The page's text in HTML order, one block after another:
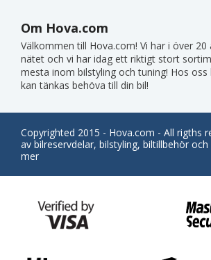
Om Hova.com
Välkommen till Hova.com! Vi har i över 20
nätet och vi har idag ett riktigt stort
mesta inom bilstyling och tuning! Hos
kan tänkas behöva till din bil!
Copyrighted 2015 - Hova.com - All rigths
av bilreservdelar, bilstyling, biltillbehör
mer